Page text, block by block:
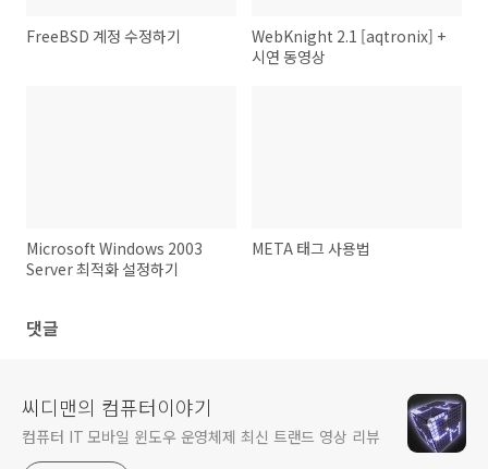
FreeBSD 계정 수정하기
WebKnight 2.1 [aqtronix] +
시연 동영상
Microsoft Windows 2003
Server 최적화 설정하기
META 태그 사용법
댓글
씨디맨의 컴퓨터이야기
컴퓨터 IT 모바일 윈도우 운영체제 최신 트랜드 영상 리뷰